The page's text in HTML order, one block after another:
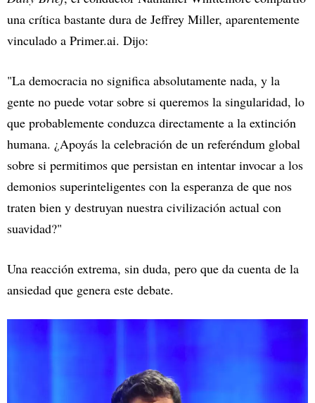
una crítica bastante dura de Jeffrey Miller, aparentemente
vinculado a Primer.ai. Dijo:
"La democracia no significa absolutamente nada, y la
gente no puede votar sobre si queremos la singularidad, lo
que probablemente conduzca directamente a la extinción
humana. ¿Apoyás la celebración de un referéndum global
sobre si permitimos que persistan en intentar invocar a los
demonios superinteligentes con la esperanza de que nos
traten bien y destruyan nuestra civilización actual con
suavidad?"
Una reacción extrema, sin duda, pero que da cuenta de la
ansiedad que genera este debate.